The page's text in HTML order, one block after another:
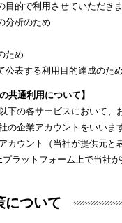
的で利用させていただきま
分析のため
ため
公表する利用目的達成のため
共通利用について】
下の各サービスにおいて、
の企業アカウントをいいま
カウント（当社が提供元と
ラットフォーム上で当社
について